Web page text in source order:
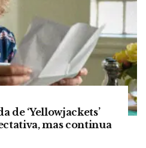
de ‘Yellowjackets’
mas continua